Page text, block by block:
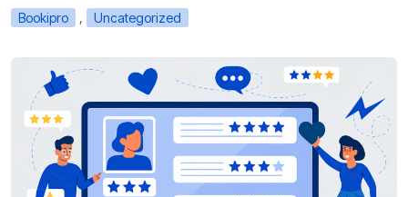
Bookipro , Uncategorized